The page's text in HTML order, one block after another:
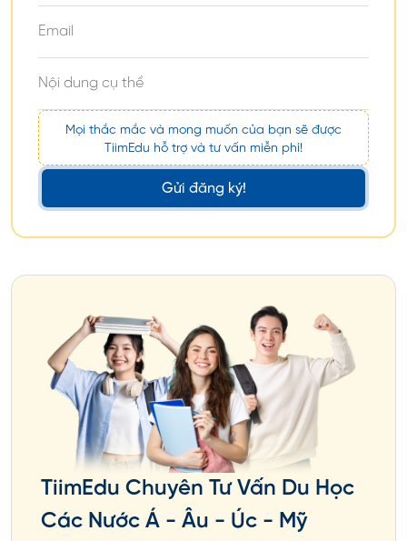
Mọi thắc mắc và mong muốn của bạn sẽ được
TiimEdu hỗ trợ và tư vấn miễn phí!
Gửi đăng ký!
TiimEdu Chuyên Tư Vấn Du Học
Các Nước Á - Âu - Úc - Mỹ